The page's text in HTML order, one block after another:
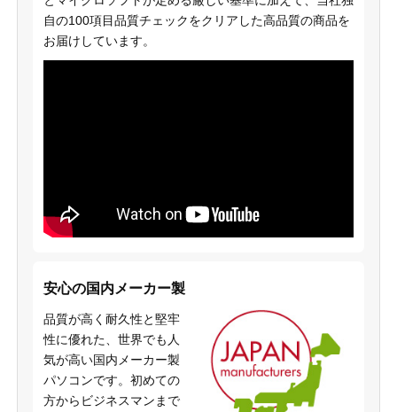
自の100項目品質チェックをクリアした高品質の商品を
お届けしています。
安心の国内メーカー製
品質が高く耐久性と堅牢
性に優れた、世界でも人
気が高い国内メーカー製
パソコンです。初めての
方からビジネスマンまで